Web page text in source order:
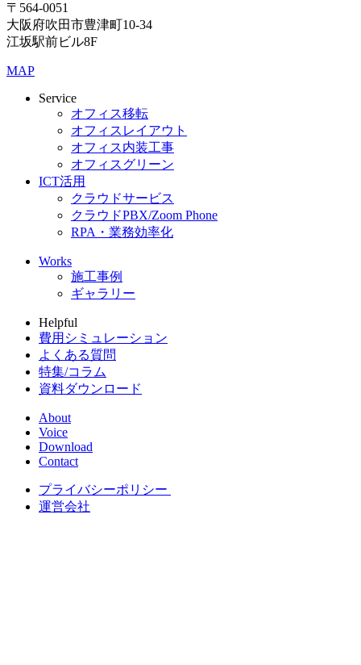
〒564-0051
大阪府吹田市豊津町10-34
江坂駅前ビル8F
MAP
Service
オフィス移転
オフィスレイアウト
オフィス内装工事
オフィスグリーン
ICT活用
クラウドサービス
クラウドPBX/Zoom Phone
RPA・業務効率化
Works
施工事例
ギャラリー
Helpful
費用シミュレーション
よくある質問
特集/コラム
資料ダウンロード
About
Voice
Download
Contact
プライバシーポリシー
運営会社